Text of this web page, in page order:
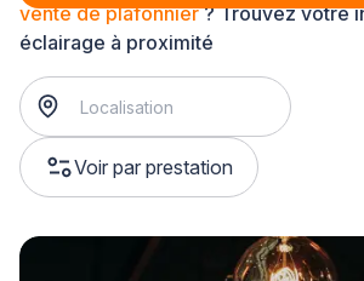
vente de plafonnier? Trouvez votre
éclairage à proximité
Voir par prestation